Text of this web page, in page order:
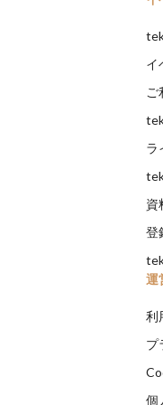
イ
ご
ラ
資
登
運
利
プ
個